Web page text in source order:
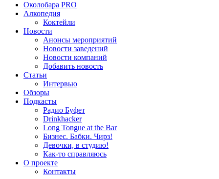
Околобара PRO
Алкопедия
Коктейли
Новости
Анонсы мероприятий
Новости заведений
Новости компаний
Добавить новость
Статьи
Интервью
Обзоры
Подкасты
Радио Буфет
Drinkhacker
Long Tongue at the Bar
Бизнес. Бабки. Чирз!
Девочки, в студию!
Как-то справляюсь
О проекте
Контакты